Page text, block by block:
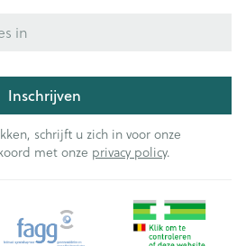
Inschrijven
schrijft u zich in voor onze
met onze privacy policy.